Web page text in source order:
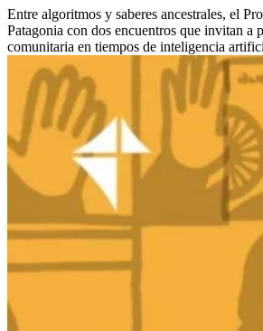
Entre algoritmos y saberes ancestrales, el
Patagonia con dos encuentros que invitan a
comunitaria en tiempos de inteligencia